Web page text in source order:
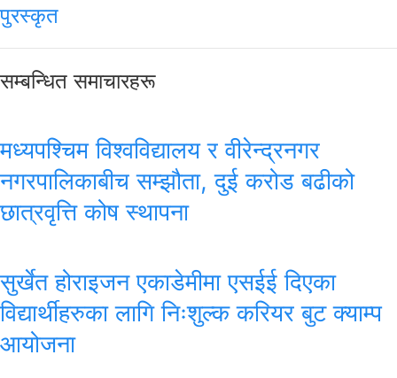
पुरस्कृत
सम्बन्धित समाचारहरू
मध्यपश्चिम विश्वविद्यालय र वीरेन्द्रनगर
नगरपालिकाबीच सम्झौता, दुई करोड बढीको
छात्रवृत्ति कोष स्थापना
सुर्खेत होराइजन एकाडेमीमा एसईई दिएका
विद्यार्थीहरुका लागि निःशुल्क करियर बुट क्याम्प
आयोजना